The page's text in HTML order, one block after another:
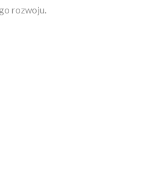
rozwoju.